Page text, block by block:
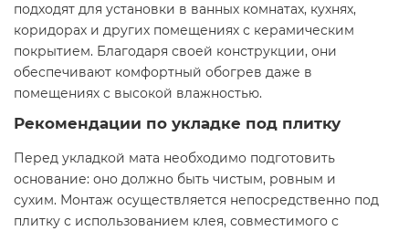
подходят для установки в ванных комнатах, кухнях,
коридорах и других помещениях с керамическим
покрытием. Благодаря своей конструкции, они
обеспечивают комфортный обогрев даже в
помещениях с высокой влажностью.
Рекомендации по укладке под плитку
Перед укладкой мата необходимо подготовить
основание: оно должно быть чистым, ровным и
сухим. Монтаж осуществляется непосредственно под
плитку с использованием клея, совместимого с